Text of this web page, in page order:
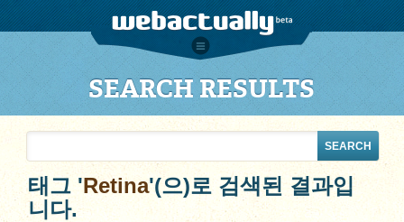
SEARCH RESULTS
태그 'Retina'(으)로 검색된 결과입
니다.